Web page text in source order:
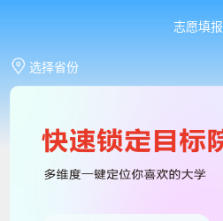
志愿填报
选择省份